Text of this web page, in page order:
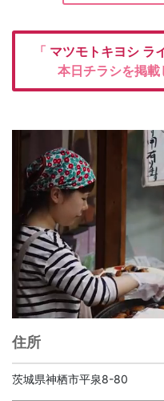
「 マツモトキヨシ ラ
本日チラシを掲載
住所
茨城県神栖市平泉8-80